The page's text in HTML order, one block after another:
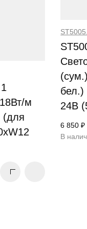
м
(для
бел.)
24В
6 850 ₽
В